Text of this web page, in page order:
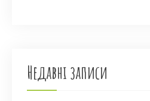
Недавні записи